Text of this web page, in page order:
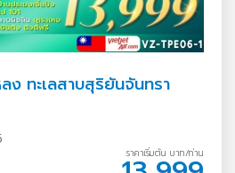
ง ทะเลสาบสุริยันจันทรา
ราคาเริ่มต้น บาท/ท่าน